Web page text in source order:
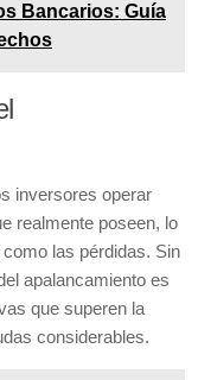
Bancarios: Guía
inversores operar
realmente poseen, lo
las pérdidas. Sin
apalancamiento es
que superen la
considerables.